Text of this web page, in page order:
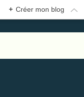
+ Créer mon blog